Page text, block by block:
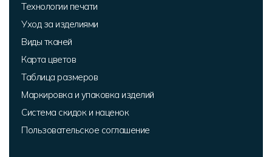
Технологии печати
Уход за изделиями
Виды тканей
Карта цветов
Таблица размеров
Маркировка и упаковка изделий
Система скидок и наценок
Пользовательское соглашение